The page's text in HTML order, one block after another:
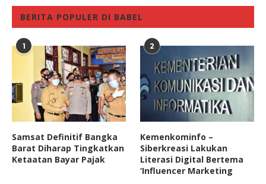
BERITA POPULER DI BABEL
1
Samsat Definitif Bangka
Barat Diharap Tingkatkan
Ketaatan Bayar Pajak
2
Kemenkominfo –
Siberkreasi Lakukan
Literasi Digital Bertema
‘Influencer Marketing